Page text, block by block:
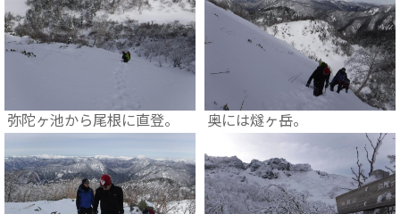
弥陀ヶ池から尾根に直登。 奥には燧ヶ岳。